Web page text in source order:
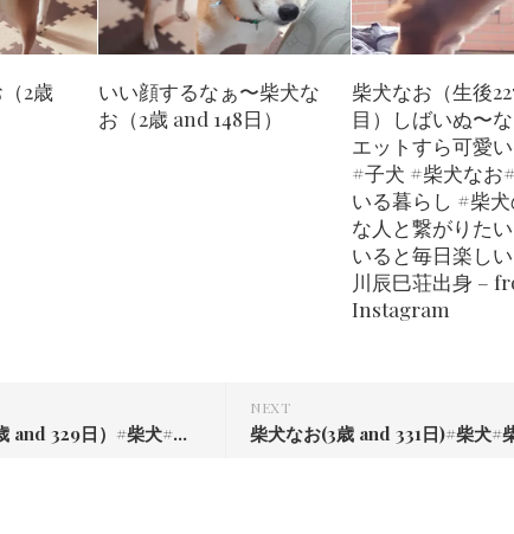
2歳
いい顔するなぁ〜柴犬な
お（2歳 and 148日）
柴犬なお（生後
目）しばいぬ〜
エットすら可愛
#子犬 #柴犬なお
いる暮らし #柴犬
な人と繋がりた
いると毎日楽し
川辰巳荘出身 –
Instagram
NEXT
柴犬なお（3歳 and 329日）#柴犬#柴犬のいる暮らし #赤根川辰巳荘出身 – from Instagram